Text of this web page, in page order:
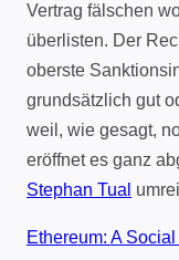
Vertrag fälschen
überlisten. Der
oberste
grundsätzlich gut
weil, wie gesagt,
eröffnet es ganz
Stephan Tual
Ethereum: A